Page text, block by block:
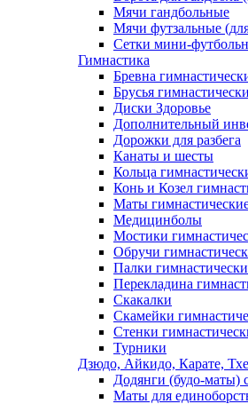
Мячи гандбольные
Мячи футзальные
Сетки мини-
Гимнастика
Бревна
Брусья
Диски Здоровье
Дополнительный
Дорожки для разбега
Канаты и шесты
Кольца
Конь и Козел
Маты
Медицинболы
Мостики
Обручи
Палки
Перекладина
Скакалки
Скамейки
Стенки
Турники
Дзюдо, Айкидо, Карате,
Додянги (будо-маты)
Маты для